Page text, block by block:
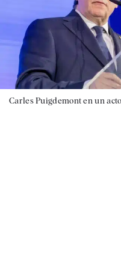
Carles Puigdemont en un